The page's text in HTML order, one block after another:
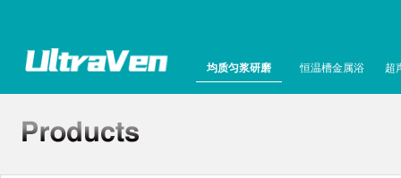
均质匀浆研磨 恒温槽金属浴 超